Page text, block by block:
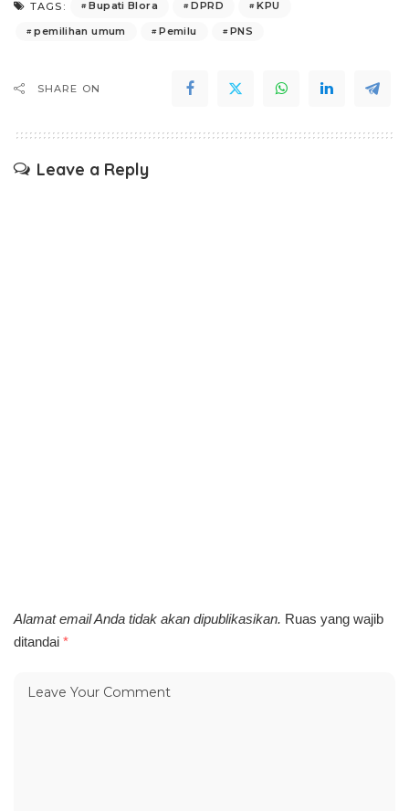
TAGS: Bupati Blora DPRD
KPU
pemilihan umum
Pemilu PNS
SHARE ON
Leave a Reply
Alamat email Anda tidak akan dipublikasikan. Ruas yang wajib
ditandai *